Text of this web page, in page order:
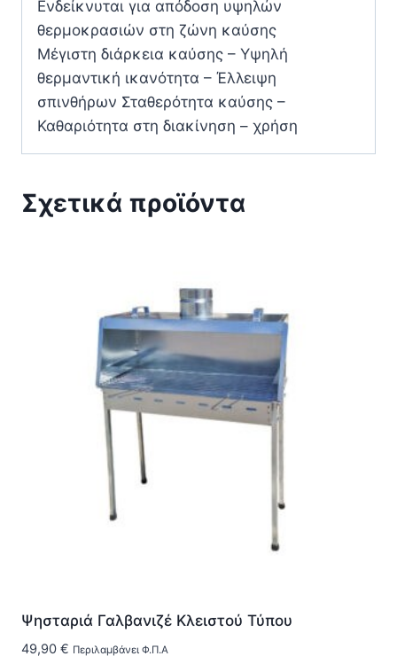
Ενδείκνυται για απόδοση υψηλών
θερμοκρασιών στη ζώνη καύσης
Μέγιστη διάρκεια καύσης – Υψηλή
θερμαντική ικανότητα – Έλλειψη
σπινθήρων Σταθερότητα καύσης –
Καθαριότητα στη διακίνηση – χρήση
Σχετικά προϊόντα
Ψησταριά Γαλβανιζέ Κλειστού Τύπου
49,90 € Περιλαμβάνει Φ.Π.Α